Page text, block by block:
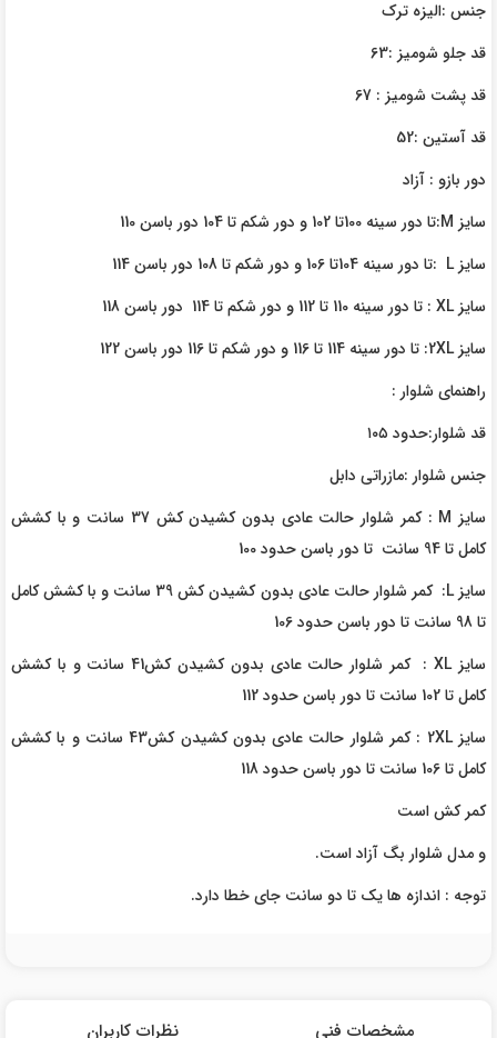
جنس :الیزه ترک
قد جلو شومیز :63
قد پشت شومیز : 67
قد آستین :52
دور بازو : آزاد
سایز M:تا دور سینه 100تا 102 و دور شکم تا 104 دور باسن 110
سایز L :تا دور سینه 104تا 106 و دور شکم تا 108 دور باسن 114
سایز XL : تا دور سینه 110 تا 112 و دور شکم تا 114 دور باسن 118
سایز 2XL: تا دور سینه 114 تا 116 و دور شکم تا 116 دور باسن 122
راهنمای شلوار :
قد شلوار:حدود ۱۰۵
جنس شلوار :مازراتی دابل
سایز M : کمر شلوار حالت عادی بدون کشیدن کش 37 سانت و با کشش
کامل تا 94 سانت تا دور باسن حدود 100
سایز L: کمر شلوار حالت عادی بدون کشیدن کش 39 سانت و با کشش کامل
تا 98 سانت تا دور باسن حدود 106
سایز XL : کمر شلوار حالت عادی بدون کشیدن کش41 سانت و با کشش
کامل تا 102 سانت تا دور باسن حدود 112
سایز 2XL : کمر شلوار حالت عادی بدون کشیدن کش43 سانت و با کشش
کامل تا 106 سانت تا دور باسن حدود 118
کمر کش است
و مدل شلوار بگ آزاد است.
توجه : اندازه ها یک تا دو سانت جای خطا دارد.
مشخصات فنی نظرات کاربران